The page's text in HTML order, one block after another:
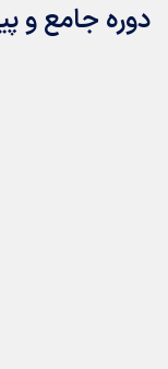
دوره جامع و